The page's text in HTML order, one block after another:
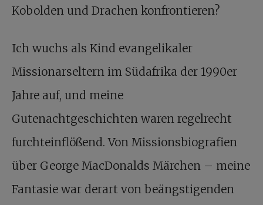
Kobolden und Drachen konfrontieren?
Ich wuchs als Kind evangelikaler
Missionarseltern im Südafrika der 1990er
Jahre auf, und meine
Gutenachtgeschichten waren regelrecht
furchteinflößend. Von Missionsbiografien
über George MacDonalds Märchen – meine
Fantasie war derart von beängstigenden